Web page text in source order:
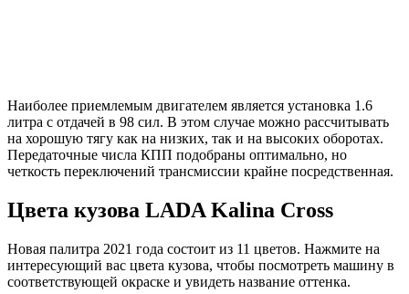
Наиболее приемлемым двигателем является установка 1.6
литра с отдачей в 98 сил. В этом случае можно рассчитывать
на хорошую тягу как на низких, так и на высоких оборотах.
Передаточные числа КПП подобраны оптимально, но
четкость переключений трансмиссии крайне посредственная.
Цвета кузова LADA Kalina Cross
Новая палитра 2021 года состоит из 11 цветов. Нажмите на
интересующий вас цвета кузова, чтобы посмотреть машину в
соответствующей окраске и увидеть название оттенка.